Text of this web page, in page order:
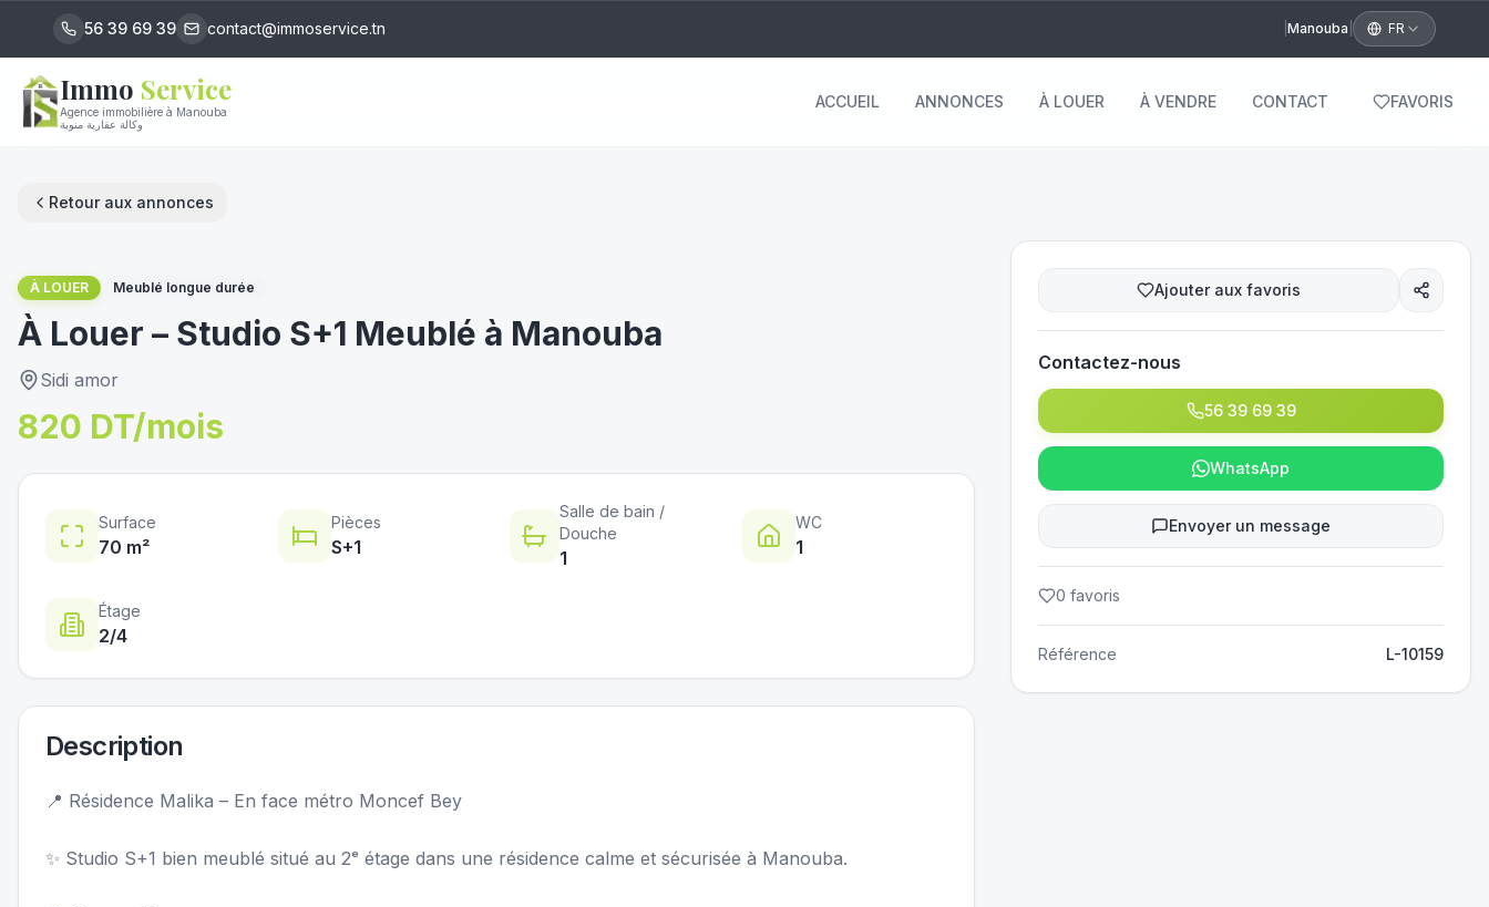
56 39 69 39 contact@immoservice.tn Manouba FR
Immo Service
Agence immobilière à Manouba
وكالة عقارية منوبة
ACCUEIL ANNONCES À LOUER À VENDRE CONTACT FAVORIS
Retour aux annonces
1/9
À LOUER Meublé longue durée
À Louer – Studio S+1 Meublé à Manouba
Sidi amor
820 DT/mois
Surface
70 m²
Pièces
S+1
Salle de bain /
Douche
1
WC
1
Étage
2/4
Description
📍 Résidence Malika – En face métro Moncef Bey
✨ Studio S+1 bien meublé situé au 2ᵉ étage dans une résidence calme et sécurisée à Manouba.
Ajouter aux favoris
Contactez-nous
56 39 69 39
WhatsApp
Envoyer un message
0 favoris
Référence L-10159